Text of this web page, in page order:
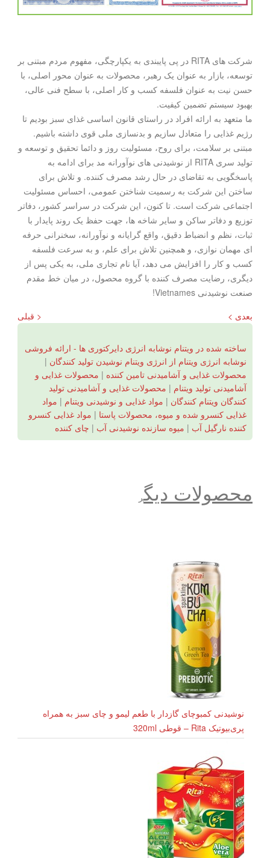
شرکت های RITA در پی پایبندی به یکپارچگی، مفهوم مردم مبتنی بر
توسعه، بازار به عنوان یک رهبر، محصولات به عنوان محور اصلی، با
حسن نیت به عنوان فلسفه کسب و کار اصلی، با سطح فنی عالی،
بهبود سیستم تضمین کیفیت.
ما متعهد به ارائه افراد در راستای قانون اساسی غذای سبز بودیم تا
رژیم غذایی را متعادل سازیم و بدنسازی ملی قوی داشته باشیم.
مبتنی بر سلامت، برای روح، مسئولیت روز و دائما تحقیق و توسعه و
تولید سری RITA از نوشیدنی های نوآورانه مد برای ادامه به
پاسخگویی به تقاضای در حال رشد مصرف کننده. و تلاش برای
ساختن این شرکت به رسمیت شناختن عمومی، احساس مسئولیت
اجتماعی شرکت است. تا کنون، این شرکت در سراسر کشور، دفاتر
توزیع و دفاتر ساکن و سایر شاخه ها، جهت حفظ یک روند پایدار با
ثبات، نظم و انضباط دقیق، واقع گرایانه و نوآورانه، سخنرانی حرفه
ای مهمان نوازی، و همچنین تلاش برای علم، و به سرعت فلسفه
کسب و کار را افزایش می دهد، آیا نام تجاری ملی، به یکی پس از
دیگری، رضایت مصرف کننده با گروه محصول، در میان خط مقدم
صنعت نوشیدنی Vietnames!
< قبلی
بعدی >
ساخته شده در ویتنام نوشابه انرژی دایرکتوری ها - ارائه فروشی
نوشابه انرژی ویتنام از انرژی ویتنام نوشیدن تولید کنندگان |
محصولات غذایی و آشامیدنی تامین کننده | محصولات غذایی و
آشامیدنی تولید ویتنام | محصولات غذایی و آشامیدنی تولید
کنندگان ویتنام کنندگان | مواد غذایی و نوشیدنی ویتنام | مواد
غذایی کنسرو شده و میوه، محصولات پاستا | مواد غذایی کنسرو
کننده نارگیل آب | میوه سازنده نوشیدنی آب | چای کننده
محصولات دیگر
نوشیدنی کمبوچای گازدار با طعم لیمو و چای سبز به همراه
پری‌بیوتیک Rita – قوطی 320ml